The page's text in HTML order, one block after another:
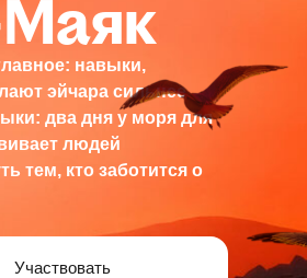
навыки,
эйчара сильнее
два дня у моря для
людей
тем, кто заботится о
Участвовать